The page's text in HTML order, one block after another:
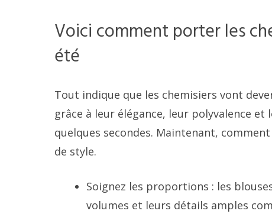
Voici comment porter les
été
Tout indique que les chemisiers vont
grâce à leur élégance, leur polyvalence
quelques secondes. Maintenant,
de style.
Soignez les proportions : les
volumes et leurs détails amples